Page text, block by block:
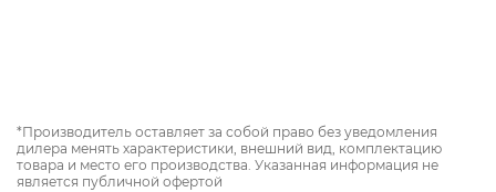
*Производитель оставляет за собой право без уведомления
дилера менять характеристики, внешний вид, комплектацию
товара и место его производства. Указанная информация не
является публичной офертой